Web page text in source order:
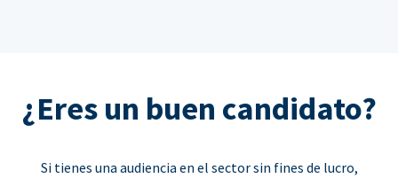
¿Eres un buen candidato?
Si tienes una audiencia en el sector sin fines de lucro,